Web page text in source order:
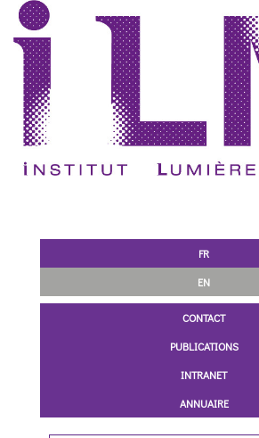
FR
EN
CONTACT
PUBLICATIONS
INTRANET
ANNUAIRE